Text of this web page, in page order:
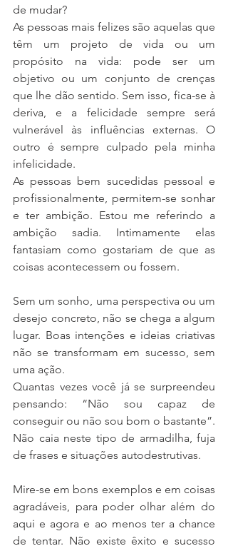
de mudar?
As pessoas mais felizes são aquelas que
têm um projeto de vida ou um
propósito na vida: pode ser um
objetivo ou um conjunto de crenças
que lhe dão sentido. Sem isso, fica-se à
deriva, e a felicidade sempre será
vulnerável às influências externas. O
outro é sempre culpado pela minha
infelicidade.
As pessoas bem sucedidas pessoal e
profissionalmente, permitem-se sonhar
e ter ambição. Estou me referindo a
ambição sadia. Intimamente elas
fantasiam como gostariam de que as
coisas acontecessem ou fossem.
Sem um sonho, uma perspectiva ou um
desejo concreto, não se chega a algum
lugar. Boas intenções e ideias criativas
não se transformam em sucesso, sem
uma ação.
Quantas vezes você já se surpreendeu
pensando: “Não sou capaz de
conseguir ou não sou bom o bastante”.
Não caia neste tipo de armadilha, fuja
de frases e situações autodestrutivas.
Mire-se em bons exemplos e em coisas
agradáveis, para poder olhar além do
aqui e agora e ao menos ter a chance
de tentar. Não existe êxito e sucesso